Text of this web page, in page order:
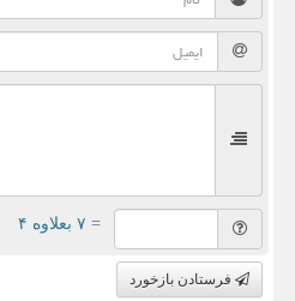
= ۷ بعلاوه ۴
فرستادن بازخورد